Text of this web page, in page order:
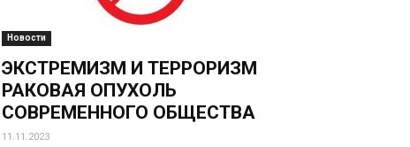
Новости
ЭКСТРЕМИЗМ И ТЕРРОРИЗМ
РАКОВАЯ ОПУХОЛЬ
СОВРЕМЕННОГО ОБЩЕСТВА
11.11.2023